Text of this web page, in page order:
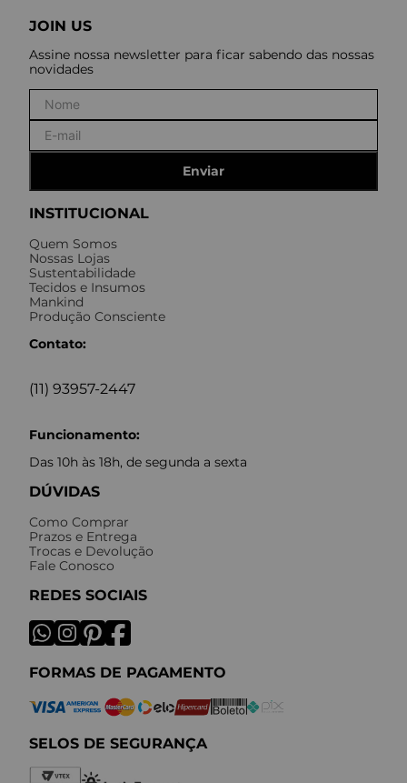
INSTITUCIONAL
Quem Somos
Nossas Lojas
Sustentabilidade
Tecidos e Insumos
Mankind
Produção Consciente
Contato:
(11) 93957-2447
Funcionamento:
Das 10h às 18h, de segunda a sexta
DÚVIDAS
Como Comprar
Prazos e Entrega
Trocas e Devolução
Fale Conosco
REDES SOCIAIS
FORMAS DE PAGAMENTO
SELOS DE SEGURANÇA
JOIN US
Assine nossa newsletter para ficar sabendo das nossas
novidades
Enviar